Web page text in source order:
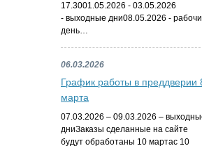
17.3001.05.2026 - 03.05.2026
- выходные дни08.05.2026 -
день…
06.03.2026
График работы в преддверии
марта
07.03.2026 – 09.03.2026 –
дниЗаказы сделанные на сайте
будут обработаны 10 мартас 10